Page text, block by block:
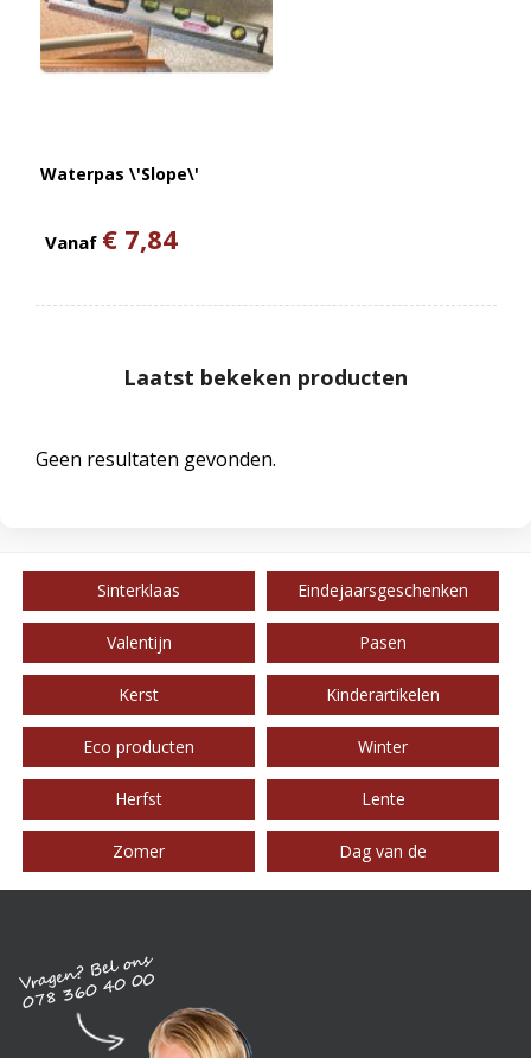
Waterpas \'Slope\'
Vanaf € 7,84
Laatst bekeken producten
Geen resultaten gevonden.
Sinterklaas Eindejaarsgeschenken
Valentijn Pasen
Kerst Kinderartikelen
Eco producten Winter
Herfst Lente
Zomer Dag van de